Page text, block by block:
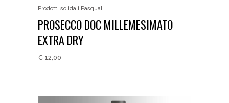
Prodotti solidali Pasquali
PROSECCO DOC MILLEMESIMATO
EXTRA DRY
€ 12,00